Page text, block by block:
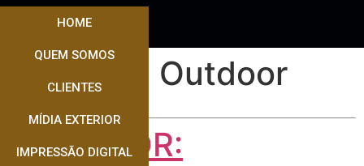
HOME
QUEM SOMOS
CLIENTES
MÍDIA EXTERIOR
IMPRESSÃO DIGITAL
Placa de Outdoor
OUTDOOR: